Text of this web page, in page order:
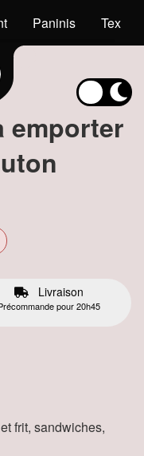
Paninis Tex
emporter
Livraison
pour 20h45
frit, sandwiches,